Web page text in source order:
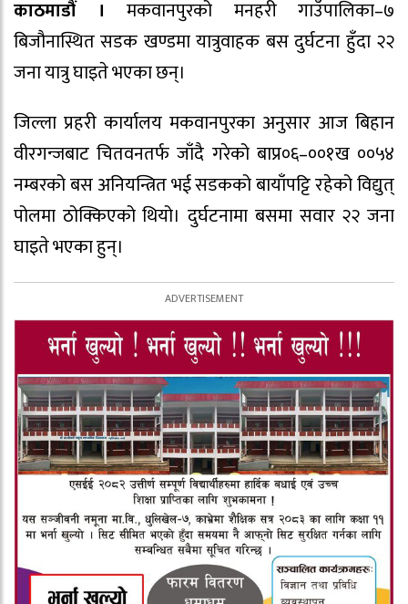
काठमाडौं । मकवानपुरको मनहरी गाउँपालिका–७
बिजौनास्थित सडक खण्डमा यात्रुवाहक बस दुर्घटना हुँदा २२
जना यात्रु घाइते भएका छन्।
जिल्ला प्रहरी कार्यालय मकवानपुरका अनुसार आज बिहान
वीरगन्जबाट चितवनतर्फ जाँदै गरेको बाप्र०६–००१ख ००५४
नम्बरको बस अनियन्त्रित भई सडकको बायाँपट्टि रहेको विद्युत्
पोलमा ठोक्किएको थियो। दुर्घटनामा बसमा सवार २२ जना
घाइते भएका हुन्।